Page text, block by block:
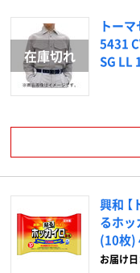
トーマ
5431
SG LL
興和
るホ
(10枚)
お届け日